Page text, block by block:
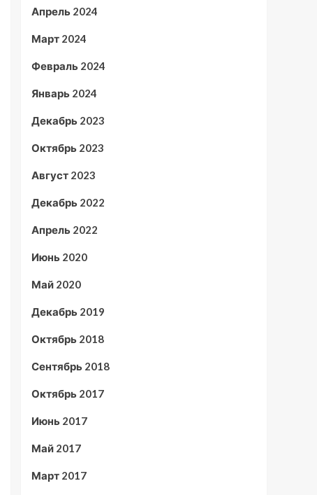
Апрель 2024
Март 2024
Февраль 2024
Январь 2024
Декабрь 2023
Октябрь 2023
Август 2023
Декабрь 2022
Апрель 2022
Июнь 2020
Май 2020
Декабрь 2019
Октябрь 2018
Сентябрь 2018
Октябрь 2017
Июнь 2017
Май 2017
Март 2017